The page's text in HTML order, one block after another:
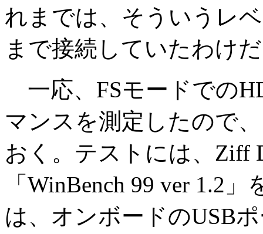
れまでは、そういうレ
まで接続していたわけ
一応、FSモードでの
マンスを測定したので
おく。テストには、Ziff
「WinBench 99 ver 1.2
は、オンボードのUSB